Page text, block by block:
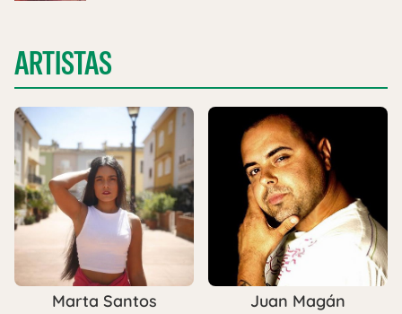
ARTISTAS
Marta Santos Juan Magán